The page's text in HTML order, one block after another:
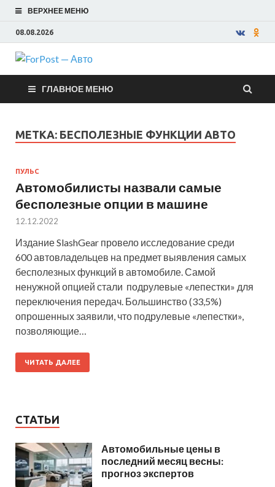
ВЕРХНЕЕ МЕНЮ
08.08.2026
ForPost —
Авто
ГЛАВНОЕ МЕНЮ
МЕТКА: БЕСПОЛЕЗНЫЕ ФУНКЦИИ АВТО
ПУЛЬС
Автомобилисты назвали самые
бесполезные опции в машине
12.12.2022
Издание SlashGear провело исследование среди
600 автовладельцев на предмет выявления самых
бесполезных функций в автомобиле. Самой
ненужной опцией стали подрулевые «лепестки» для
переключения передач. Большинство (33,5%)
опрошенных заявили, что подрулевые «лепестки»,
позволяющие…
ЧИТАТЬ ДАЛЕЕ
СТАТЬИ
Автомобильные цены в
последний месяц весны:
прогноз экспертов